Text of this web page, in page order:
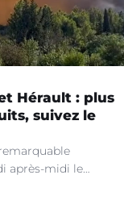
Hérault : plus
suivez le
après-midi le
et de l'Hérault.